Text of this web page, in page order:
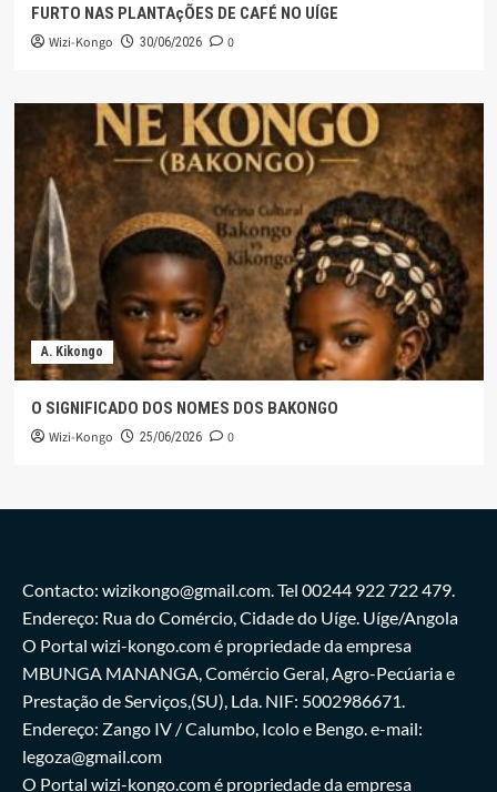
FURTO NAS PLANTAçÕES DE CAFÉ NO UÍGE
Wizi-Kongo 30/06/2026 0
A. Kikongo
O SIGNIFICADO DOS NOMES DOS BAKONGO
Wizi-Kongo 25/06/2026 0
Contacto: wizikongo@gmail.com. Tel 00244 922 722 479.
Endereço: Rua do Comércio, Cidade do Uíge. Uíge/Angola
O Portal wizi-kongo.com é propriedade da empresa
MBUNGA MANANGA, Comércio Geral, Agro-Pecúaria e
Prestação de Serviços,(SU), Lda. NIF: 5002986671.
Endereço: Zango IV / Calumbo, Icolo e Bengo. e-mail:
legoza@gmail.com
O Portal wizi-kongo.com é propriedade da empresa